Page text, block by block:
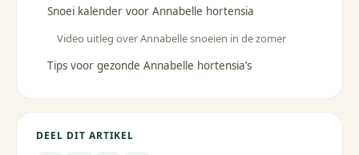
Snoei kalender voor Annabelle hortensia
Video uitleg over Annabelle snoeien in de zomer
Tips voor gezonde Annabelle hortensia’s
DEEL DIT ARTIKEL